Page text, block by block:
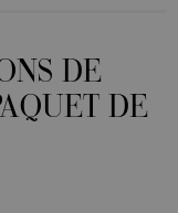
DE
DE